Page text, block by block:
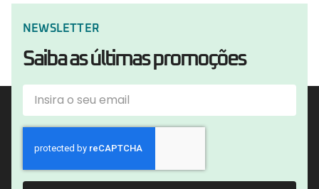
NEWSLETTER
Saiba as últimas promoções